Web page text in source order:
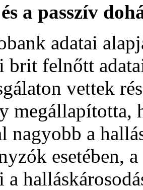
a passzív
adatai
brit felnőtt
vettek
megállapította,
nagyobb a
esetében,